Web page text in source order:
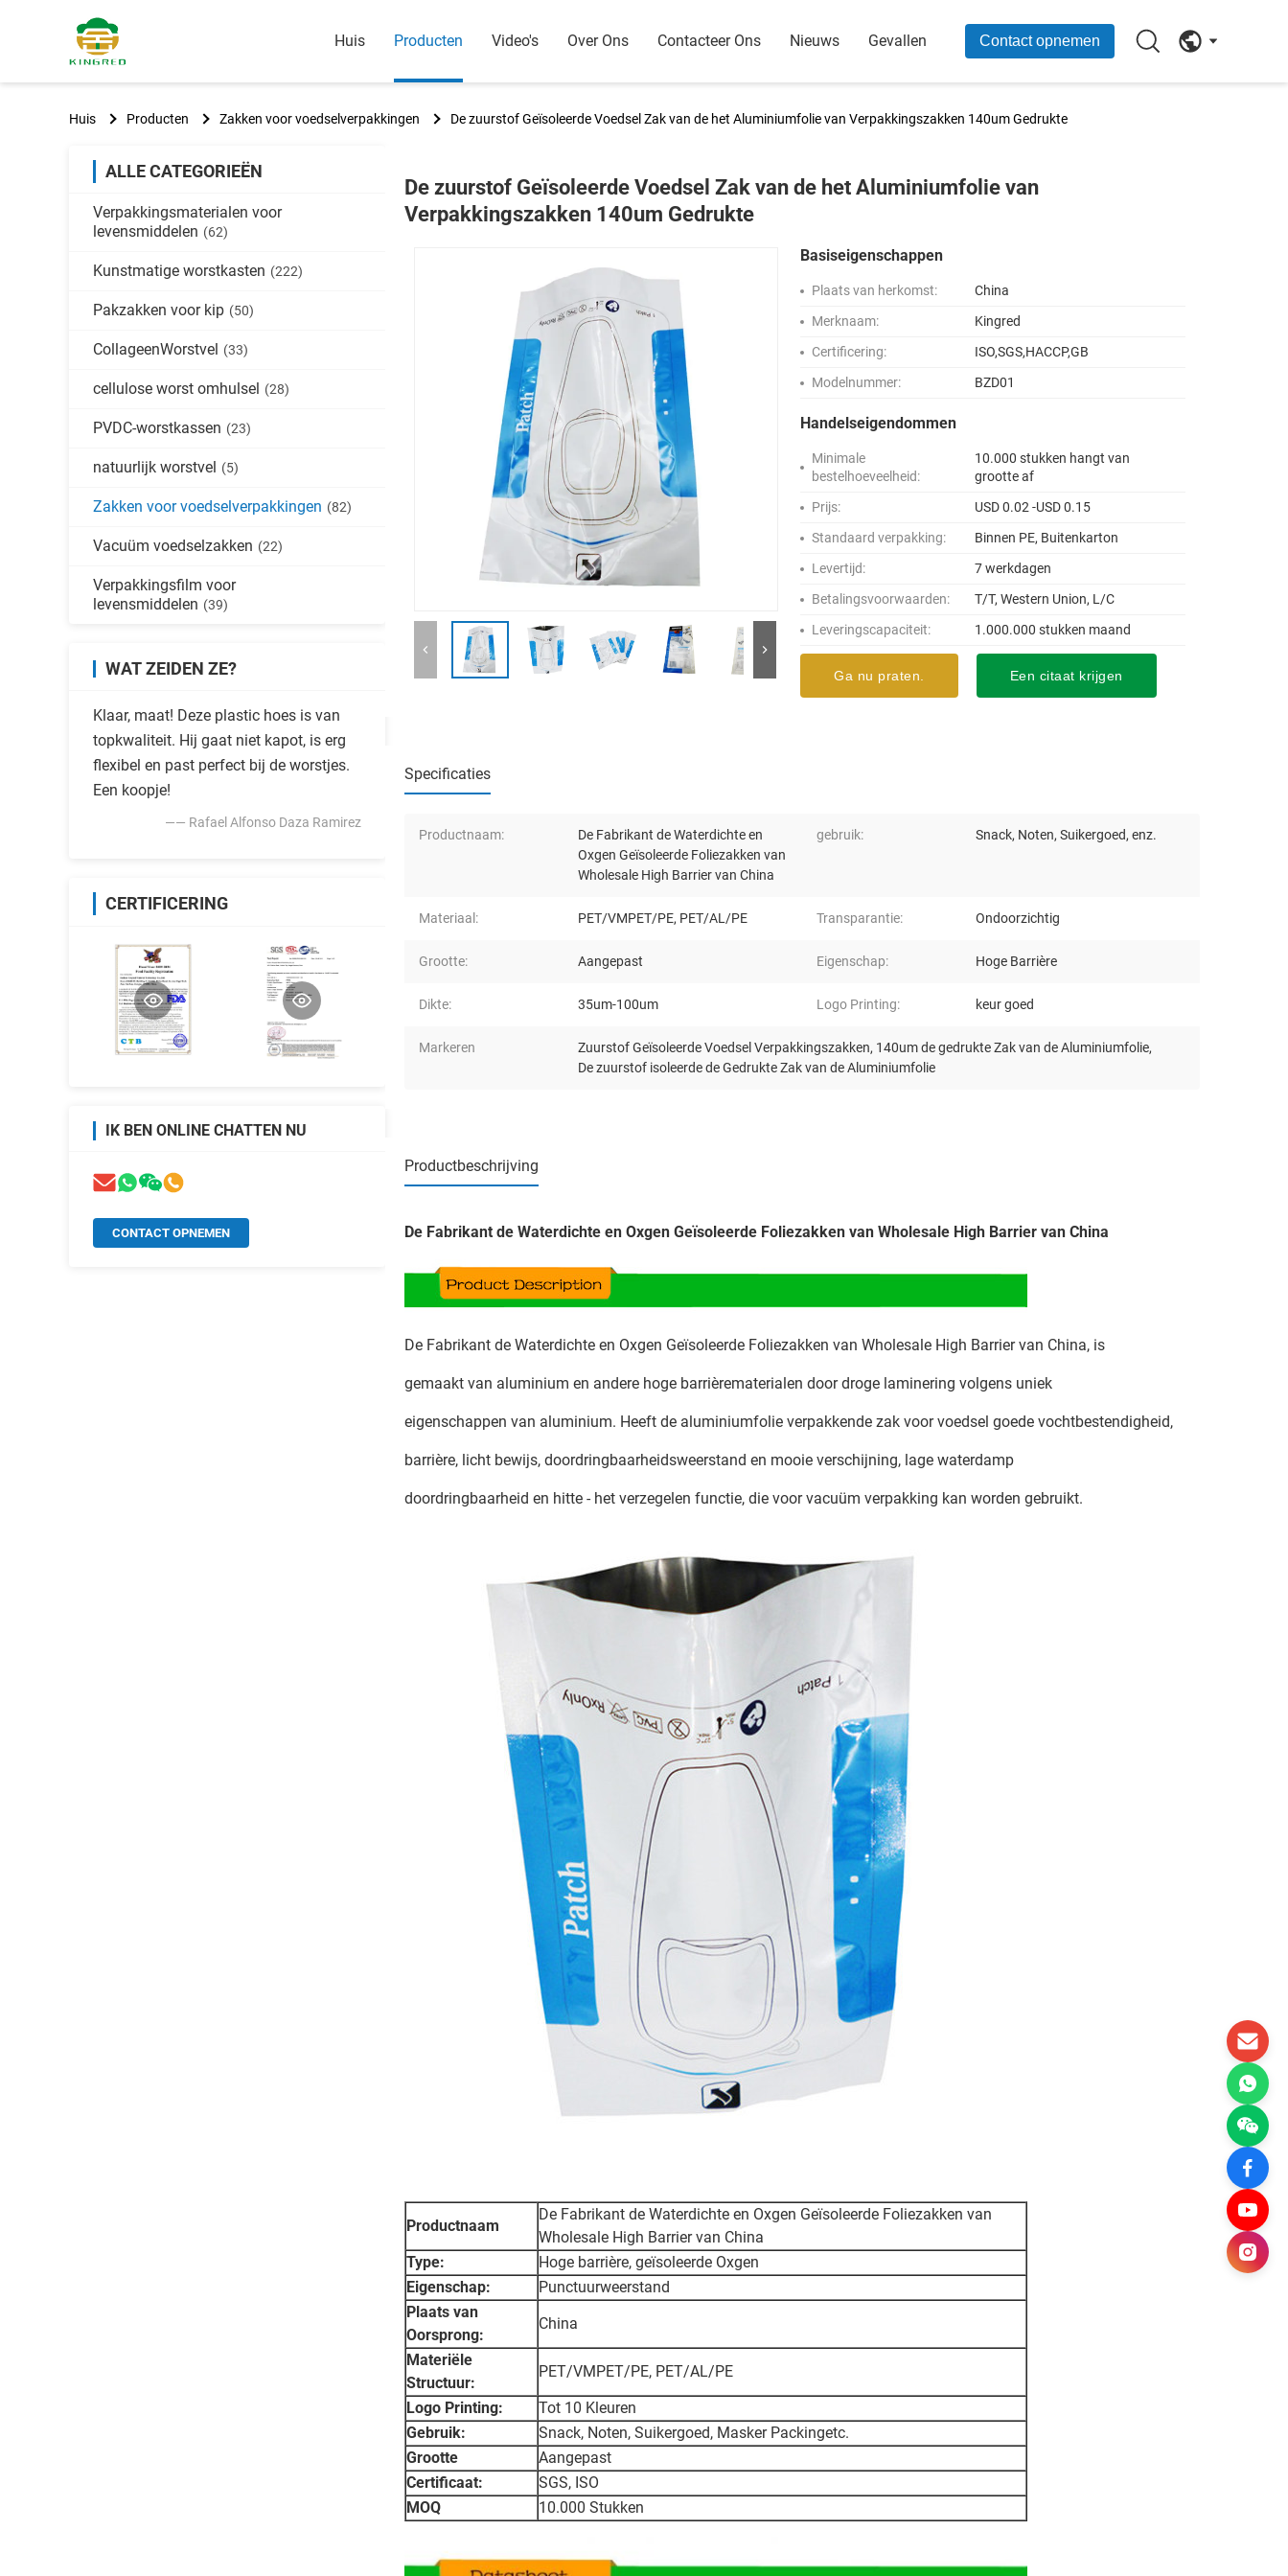
Huis Producten Video's Over Ons Contacteer Ons Nieuws Gevallen Contact opnemen
Huis Producten Zakken voor voedselverpakkingen De zuurstof Geïsoleerde Voedsel Zak van de het Aluminiumfolie van Verpakkingszakken 140um Gedrukte
ALLE CATEGORIEËN
Verpakkingsmaterialen voor
levensmiddelen (62)
Kunstmatige worstkasten (222)
Pakzakken voor kip (50)
CollageenWorstvel (33)
cellulose worst omhulsel (28)
PVDC-worstkassen (23)
natuurlijk worstvel (5)
Zakken voor voedselverpakkingen (82)
Vacuüm voedselzakken (22)
Verpakkingsfilm voor
levensmiddelen (39)
WAT ZEIDEN ZE?
Klaar, maat! Deze plastic hoes is van
topkwaliteit. Hij gaat niet kapot, is erg
flexibel en past perfect bij de worstjes.
Een koopje!
—— Rafael Alfonso Daza Ramirez
CERTIFICERING
IK BEN ONLINE CHATTEN NU
CONTACT OPNEMEN
De zuurstof Geïsoleerde Voedsel Zak van de het Aluminiumfolie van
Verpakkingszakken 140um Gedrukte
Basiseigenschappen
Plaats van herkomst:
China
Merknaam:
Kingred
Certificering:
ISO,SGS,HACCP,GB
Modelnummer:
BZD01
Handelseigendommen
Minimale
bestelhoeveelheid:
10.000 stukken hangt van
grootte af
Prijs:
USD 0.02 -USD 0.15
Standaard verpakking:
Binnen PE, Buitenkarton
Levertijd:
7 werkdagen
Betalingsvoorwaarden:
T/T, Western Union, L/C
Leveringscapaciteit:
1.000.000 stukken maand
Ga nu praten. Een citaat krijgen
Specificaties
Productnaam:
De Fabrikant de Waterdichte en
Oxgen Geïsoleerde Foliezakken van
Wholesale High Barrier van China
gebruik: Snack, Noten, Suikergoed, enz.
Materiaal: PET/VMPET/PE, PET/AL/PE Transparantie: Ondoorzichtig
Grootte: Aangepast Eigenschap: Hoge Barrière
Dikte: 35um-100um Logo Printing: keur goed
Markeren Zuurstof Geïsoleerde Voedsel Verpakkingszakken, 140um de gedrukte Zak van de Aluminiumfolie,
De zuurstof isoleerde de Gedrukte Zak van de Aluminiumfolie
Productbeschrijving
De Fabrikant de Waterdichte en Oxgen Geïsoleerde Foliezakken van Wholesale High Barrier van China
De Fabrikant de Waterdichte en Oxgen Geïsoleerde Foliezakken van Wholesale High Barrier van China, is
gemaakt van aluminium en andere hoge barrièrematerialen door droge laminering volgens uniek
eigenschappen van aluminium. Heeft de aluminiumfolie verpakkende zak voor voedsel goede vochtbestendigheid,
barrière, licht bewijs, doordringbaarheidsweerstand en mooie verschijning, lage waterdamp
doordringbaarheid en hitte - het verzegelen functie, die voor vacuüm verpakking kan worden gebruikt.
Productnaam
De Fabrikant de Waterdichte en Oxgen Geïsoleerde Foliezakken van
Wholesale High Barrier van China
Type:
Hoge barrière, geïsoleerde Oxgen
Eigenschap:
Punctuurweerstand
Plaats van
Oorsprong:
China
Materiële
Structuur:
PET/VMPET/PE, PET/AL/PE
Logo Printing:
Tot 10 Kleuren
Gebruik:
Snack, Noten, Suikergoed, Masker Packingetc.
Grootte
Aangepast
Certificaat:
SGS, ISO
MOQ
10.000 Stukken